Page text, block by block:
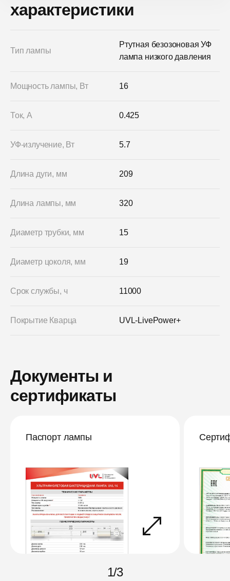
характеристики
Тип лампы
Ртутная безозоновая УФ
лампа низкого давления
Мощность лампы, Вт 16
Ток, А 0.425
УФ-излучение, Вт 5.7
Длина дуги, мм 209
Длина лампы, мм 320
Диаметр трубки, мм 15
Диаметр цоколя, мм 19
Срок службы, ч 11000
Покрытие Кварца UVL-LivePower+
Документы и
сертификаты
Паспорт лампы
1/3